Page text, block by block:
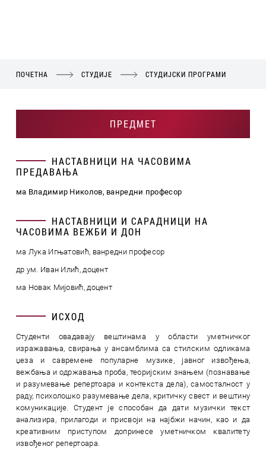
ПОЧЕТНА СТУДИЈЕ СТУДИЈСКИ ПРОГРАМИ
ПРЕДМЕТ
НАСТАВНИЦИ НА ЧАСОВИМА
ПРЕДАВАЊА
ма Владимир Николов, ванредни професор
НАСТАВНИЦИ И САРАДНИЦИ НА
ЧАСОВИМА ВЕЖБИ И ДОН
ма Лука Игњатовић, ванредни професор
др ум. Иван Илић, доцент
ма Новак Мијовић, доцент
ИСХОД
Студенти овадавају вештинама у области уметничког
изражавања, свирања у ансамблима са стилским одликама
џеза и савремене популарне музике, јавног извођења,
вежбања и одржавања проба, теоријским знањем (познавање
и разумевање репертоара и контекста дела), самосталност у
раду, психолошко разумевање дела, критичку свест и вештину
комуникације. Студент је способан да дати музички текст
анализира, прилагоди и присвоји на најбжи начин, као и да
креативним приступом допринесе уметничком квалитету
извођеног репертоара.